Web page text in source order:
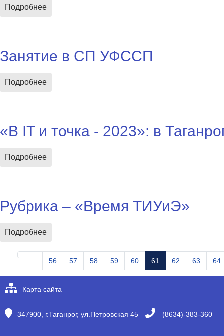
Подробнее
Занятие в СП УФССП
Подробнее
«В IT и точка - 2023»: в
Подробнее
Рубрика – «Время ТИУиЭ»
Подробнее
56 57 58 59 60 61 62 63 64
Карта сайта
347900, г.Таганрог, ул.Петровская 45 (8634)-383-360